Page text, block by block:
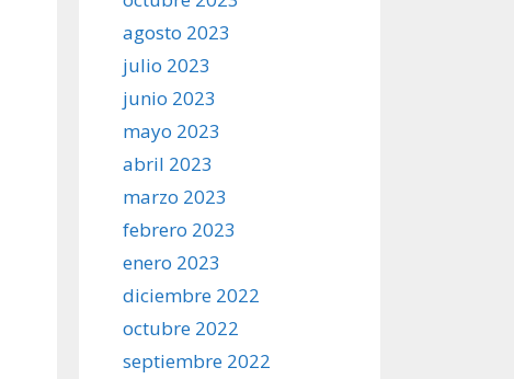
agosto 2023
julio 2023
junio 2023
mayo 2023
abril 2023
marzo 2023
febrero 2023
enero 2023
diciembre 2022
octubre 2022
septiembre 2022